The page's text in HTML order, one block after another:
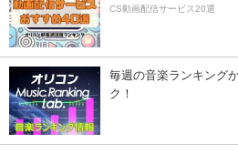
CS動画配信サービス20選
毎週の音楽ランキング
ク！